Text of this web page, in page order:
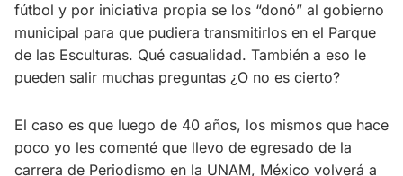
fútbol y por iniciativa propia se los “donó” al gobierno
municipal para que pudiera transmitirlos en el Parque
de las Esculturas. Qué casualidad. También a eso le
pueden salir muchas preguntas ¿O no es cierto?
El caso es que luego de 40 años, los mismos que hace
poco yo les comenté que llevo de egresado de la
carrera de Periodismo en la UNAM, México volverá a